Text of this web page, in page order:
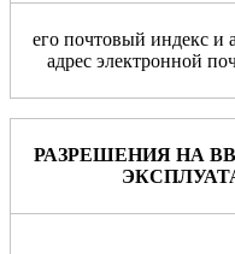
его почтовый индекс и
адрес электронной
РАЗРЕШЕНИЯ НА